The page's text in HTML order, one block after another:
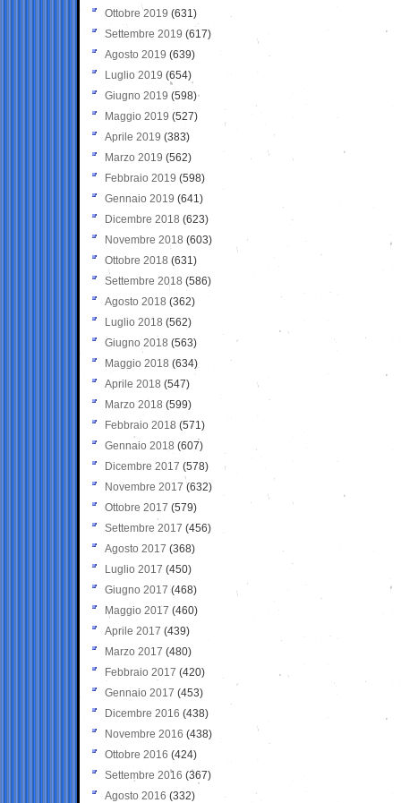
Ottobre 2019 (631)
Settembre 2019 (617)
Agosto 2019 (639)
Luglio 2019 (654)
Giugno 2019 (598)
Maggio 2019 (527)
Aprile 2019 (383)
Marzo 2019 (562)
Febbraio 2019 (598)
Gennaio 2019 (641)
Dicembre 2018 (623)
Novembre 2018 (603)
Ottobre 2018 (631)
Settembre 2018 (586)
Agosto 2018 (362)
Luglio 2018 (562)
Giugno 2018 (563)
Maggio 2018 (634)
Aprile 2018 (547)
Marzo 2018 (599)
Febbraio 2018 (571)
Gennaio 2018 (607)
Dicembre 2017 (578)
Novembre 2017 (632)
Ottobre 2017 (579)
Settembre 2017 (456)
Agosto 2017 (368)
Luglio 2017 (450)
Giugno 2017 (468)
Maggio 2017 (460)
Aprile 2017 (439)
Marzo 2017 (480)
Febbraio 2017 (420)
Gennaio 2017 (453)
Dicembre 2016 (438)
Novembre 2016 (438)
Ottobre 2016 (424)
Settembre 2016 (367)
Agosto 2016 (332)